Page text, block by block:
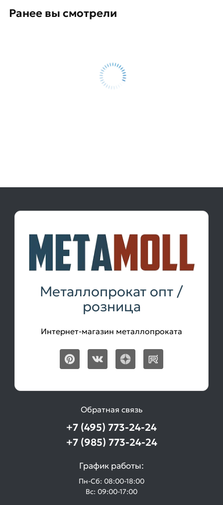
Ранее вы смотрели
Металлопрокат опт /
розница
Интернет-магазин металлопроката
Обратная связь
+7 (495) 773-24-24
+7 (985) 773-24-24
График работы:
Пн-Сб: 08:00-18:00
Вс: 09:00-17:00